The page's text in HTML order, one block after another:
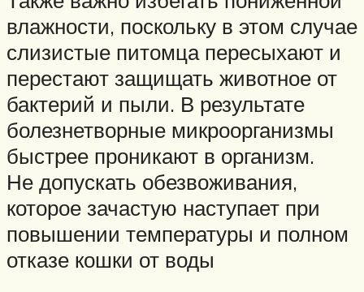
влажности, поскольку в этом случае
слизистые питомца пересыхают и
перестают защищать животное от
бактерий и пыли. В результате
болезнетворные микроорганизмы
быстрее проникают в организм.
Не допускать обезвоживания,
которое зачастую наступает при
повышении температуры и полном
отказе кошки от воды